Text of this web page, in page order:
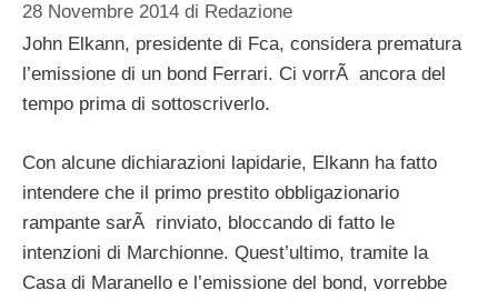
28 Novembre 2014 di Redazione
John Elkann, presidente di Fca, considera prematura
l’emissione di un bond Ferrari. Ci vorrÃ ancora del
tempo prima di sottoscriverlo.
Con alcune dichiarazioni lapidarie, Elkann ha fatto
intendere che il primo prestito obbligazionario
rampante sarÃ rinviato, bloccando di fatto le
intenzioni di Marchionne. Quest’ultimo, tramite la
Casa di Maranello e l’emissione del bond, vorrebbe